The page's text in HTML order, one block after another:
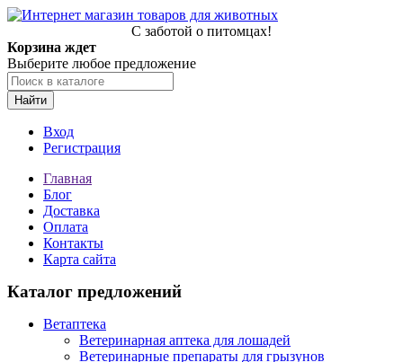
С заботой о питомцах!
Корзина ждет
Выберите любое предложение
Найти
Вход
Регистрация
Главная
Блог
Доставка
Оплата
Контакты
Карта сайта
Каталог предложений
Ветаптека
Ветеринарная аптека для лошадей
Ветеринарные препараты для грызунов